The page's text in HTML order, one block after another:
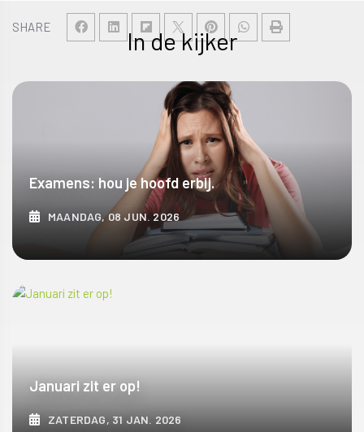
SHARE In de kijker
Examens: hou je hoofd erbij.
MAANDAG, 08 JUN. 2026
Januari zit er op!
ZATERDAG, 31 JAN. 2026